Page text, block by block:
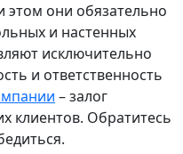
этом они обязательно
и настенных
исключительно
и ответственность
– залог
клиентов. Обратитесь